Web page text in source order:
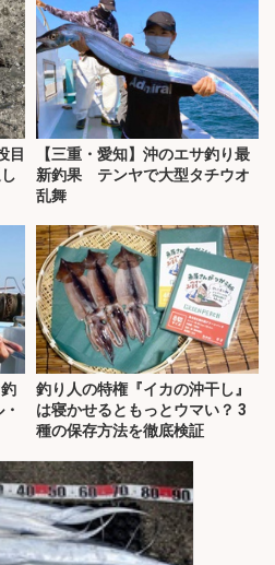
目
【三重・愛知】沖のエサ釣り最
新釣果 テンヤで大型タチウオ
乱舞
釣り人の特権『イカの沖干し』
は寝かせるともっとウマい？ 3
種の保存方法を徹底検証